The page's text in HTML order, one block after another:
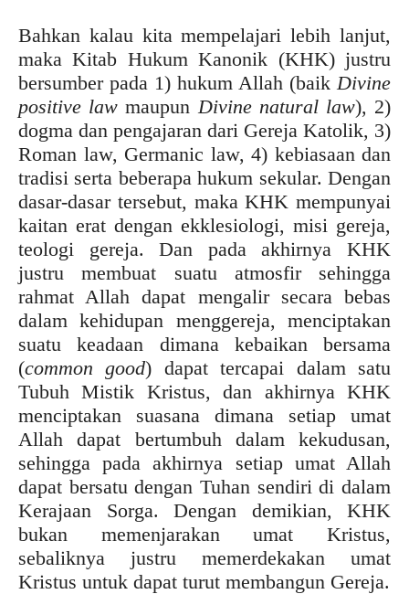
Bahkan kalau kita mempelajari lebih lanjut,
maka Kitab Hukum Kanonik (KHK) justru
bersumber pada 1) hukum Allah (baikDivine
positive law maupunDivine natural law), 2)
dogma dan pengajaran dari Gereja Katolik, 3)
Roman law, Germanic law, 4) kebiasaan dan
tradisi serta beberapa hukum sekular. Dengan
dasar-dasar tersebut, maka KHK mempunyai
kaitan erat dengan ekklesiologi, misi gereja,
teologi gereja. Dan pada akhirnya KHK
justru membuat suatu atmosfir sehingga
rahmat Allah dapat mengalir secara bebas
dalam kehidupan menggereja, menciptakan
suatu keadaan dimana kebaikan bersama
(common good) dapat tercapai dalam satu
Tubuh Mistik Kristus, dan akhirnya KHK
menciptakan suasana dimana setiap umat
Allah dapat bertumbuh dalam kekudusan,
sehingga pada akhirnya setiap umat Allah
dapat bersatu dengan Tuhan sendiri di dalam
Kerajaan Sorga. Dengan demikian, KHK
bukan memenjarakan umat Kristus,
sebaliknya justru memerdekakan umat
Kristus untuk dapat turut membangun Gereja.